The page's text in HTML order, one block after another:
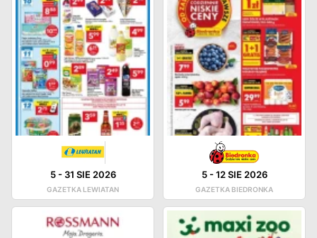
5- 31 SIE 2026
GAZETKA LEWIATAN
5-12 SIE 2026
GAZETKA BIEDRONKA